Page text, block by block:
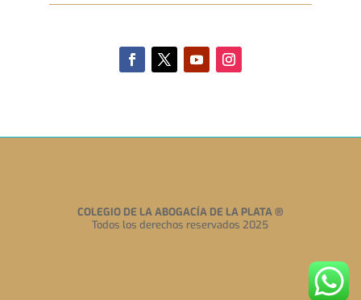
COLEGIO DE LA ABOGACÍA DE LA PLATA®
Todos los derechos reservados 2025